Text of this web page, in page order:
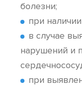
болезни;
при
в случае
нарушений и
при